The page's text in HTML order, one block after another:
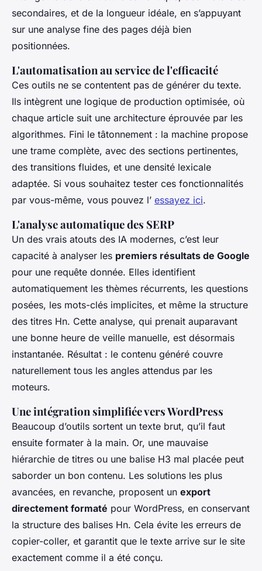
secondaires, et de la longueur idéale, en s’appuyant
sur une analyse fine des pages déjà bien
positionnées.
L'automatisation au service de l'efficacité
Ces outils ne se contentent pas de générer du texte.
Ils intègrent une logique de production optimisée, où
chaque article suit une architecture éprouvée par les
algorithmes. Fini le tâtonnement : la machine propose
une trame complète, avec des sections pertinentes,
des transitions fluides, et une densité lexicale
adaptée. Si vous souhaitez tester ces fonctionnalités
par vous-même, vous pouvez l’ essayez ici.
L'analyse automatique des SERP
Un des vrais atouts des IA modernes, c’est leur
capacité à analyser les premiers résultats de Google
pour une requête donnée. Elles identifient
automatiquement les thèmes récurrents, les questions
posées, les mots-clés implicites, et même la structure
des titres Hn. Cette analyse, qui prenait auparavant
une bonne heure de veille manuelle, est désormais
instantanée. Résultat : le contenu généré couvre
naturellement tous les angles attendus par les
moteurs.
Une intégration simplifiée vers WordPress
Beaucoup d’outils sortent un texte brut, qu’il faut
ensuite formater à la main. Or, une mauvaise
hiérarchie de titres ou une balise H3 mal placée peut
saborder un bon contenu. Les solutions les plus
avancées, en revanche, proposent un export
directement formaté pour WordPress, en conservant
la structure des balises Hn. Cela évite les erreurs de
copier-coller, et garantit que le texte arrive sur le site
exactement comme il a été conçu.